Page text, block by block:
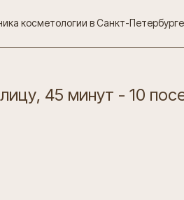
косметологии в Санкт-Петербурге
45 минут - 10